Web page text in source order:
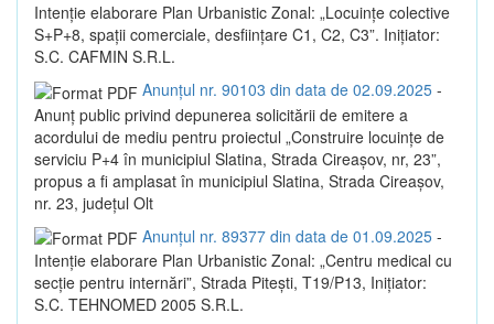
Intenție elaborare Plan Urbanistic Zonal: „Locuințe colective
S+P+8, spații comerciale, desființare C1, C2, C3”. Inițiator:
S.C. CAFMIN S.R.L.
Anunțul nr. 90103 din data de 02.09.2025 -
Anunț public privind depunerea solicitării de emitere a
acordului de mediu pentru proiectul „Construire locuințe de
serviciu P+4 în municipiul Slatina, Strada Cireașov, nr, 23”,
propus a fi amplasat în municipiul Slatina, Strada Cireașov,
nr. 23, județul Olt
Anunțul nr. 89377 din data de 01.09.2025 -
Intenție elaborare Plan Urbanistic Zonal: „Centru medical cu
secție pentru internări”, Strada Pitești, T19/P13, Inițiator:
S.C. TEHNOMED 2005 S.R.L.